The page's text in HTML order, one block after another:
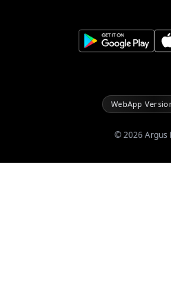
WebApp
©2026Argus